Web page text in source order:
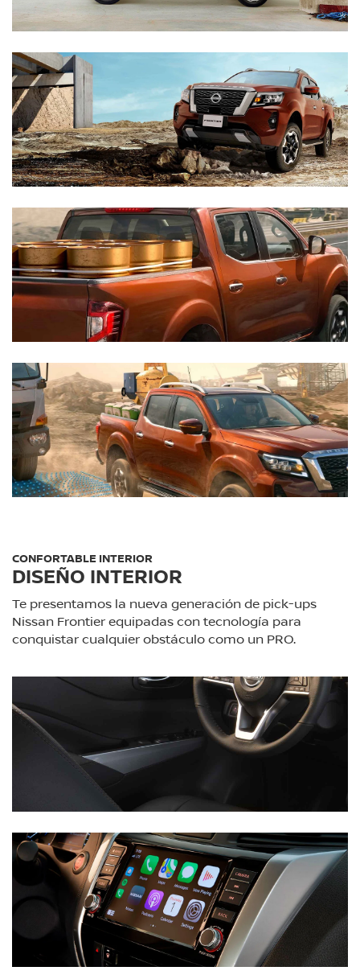
CONFORTABLE INTERIOR
DISEÑO INTERIOR
Te presentamos la nueva generación de pick-ups
Nissan Frontier equipadas con tecnología para
conquistar cualquier obstáculo como un PRO.